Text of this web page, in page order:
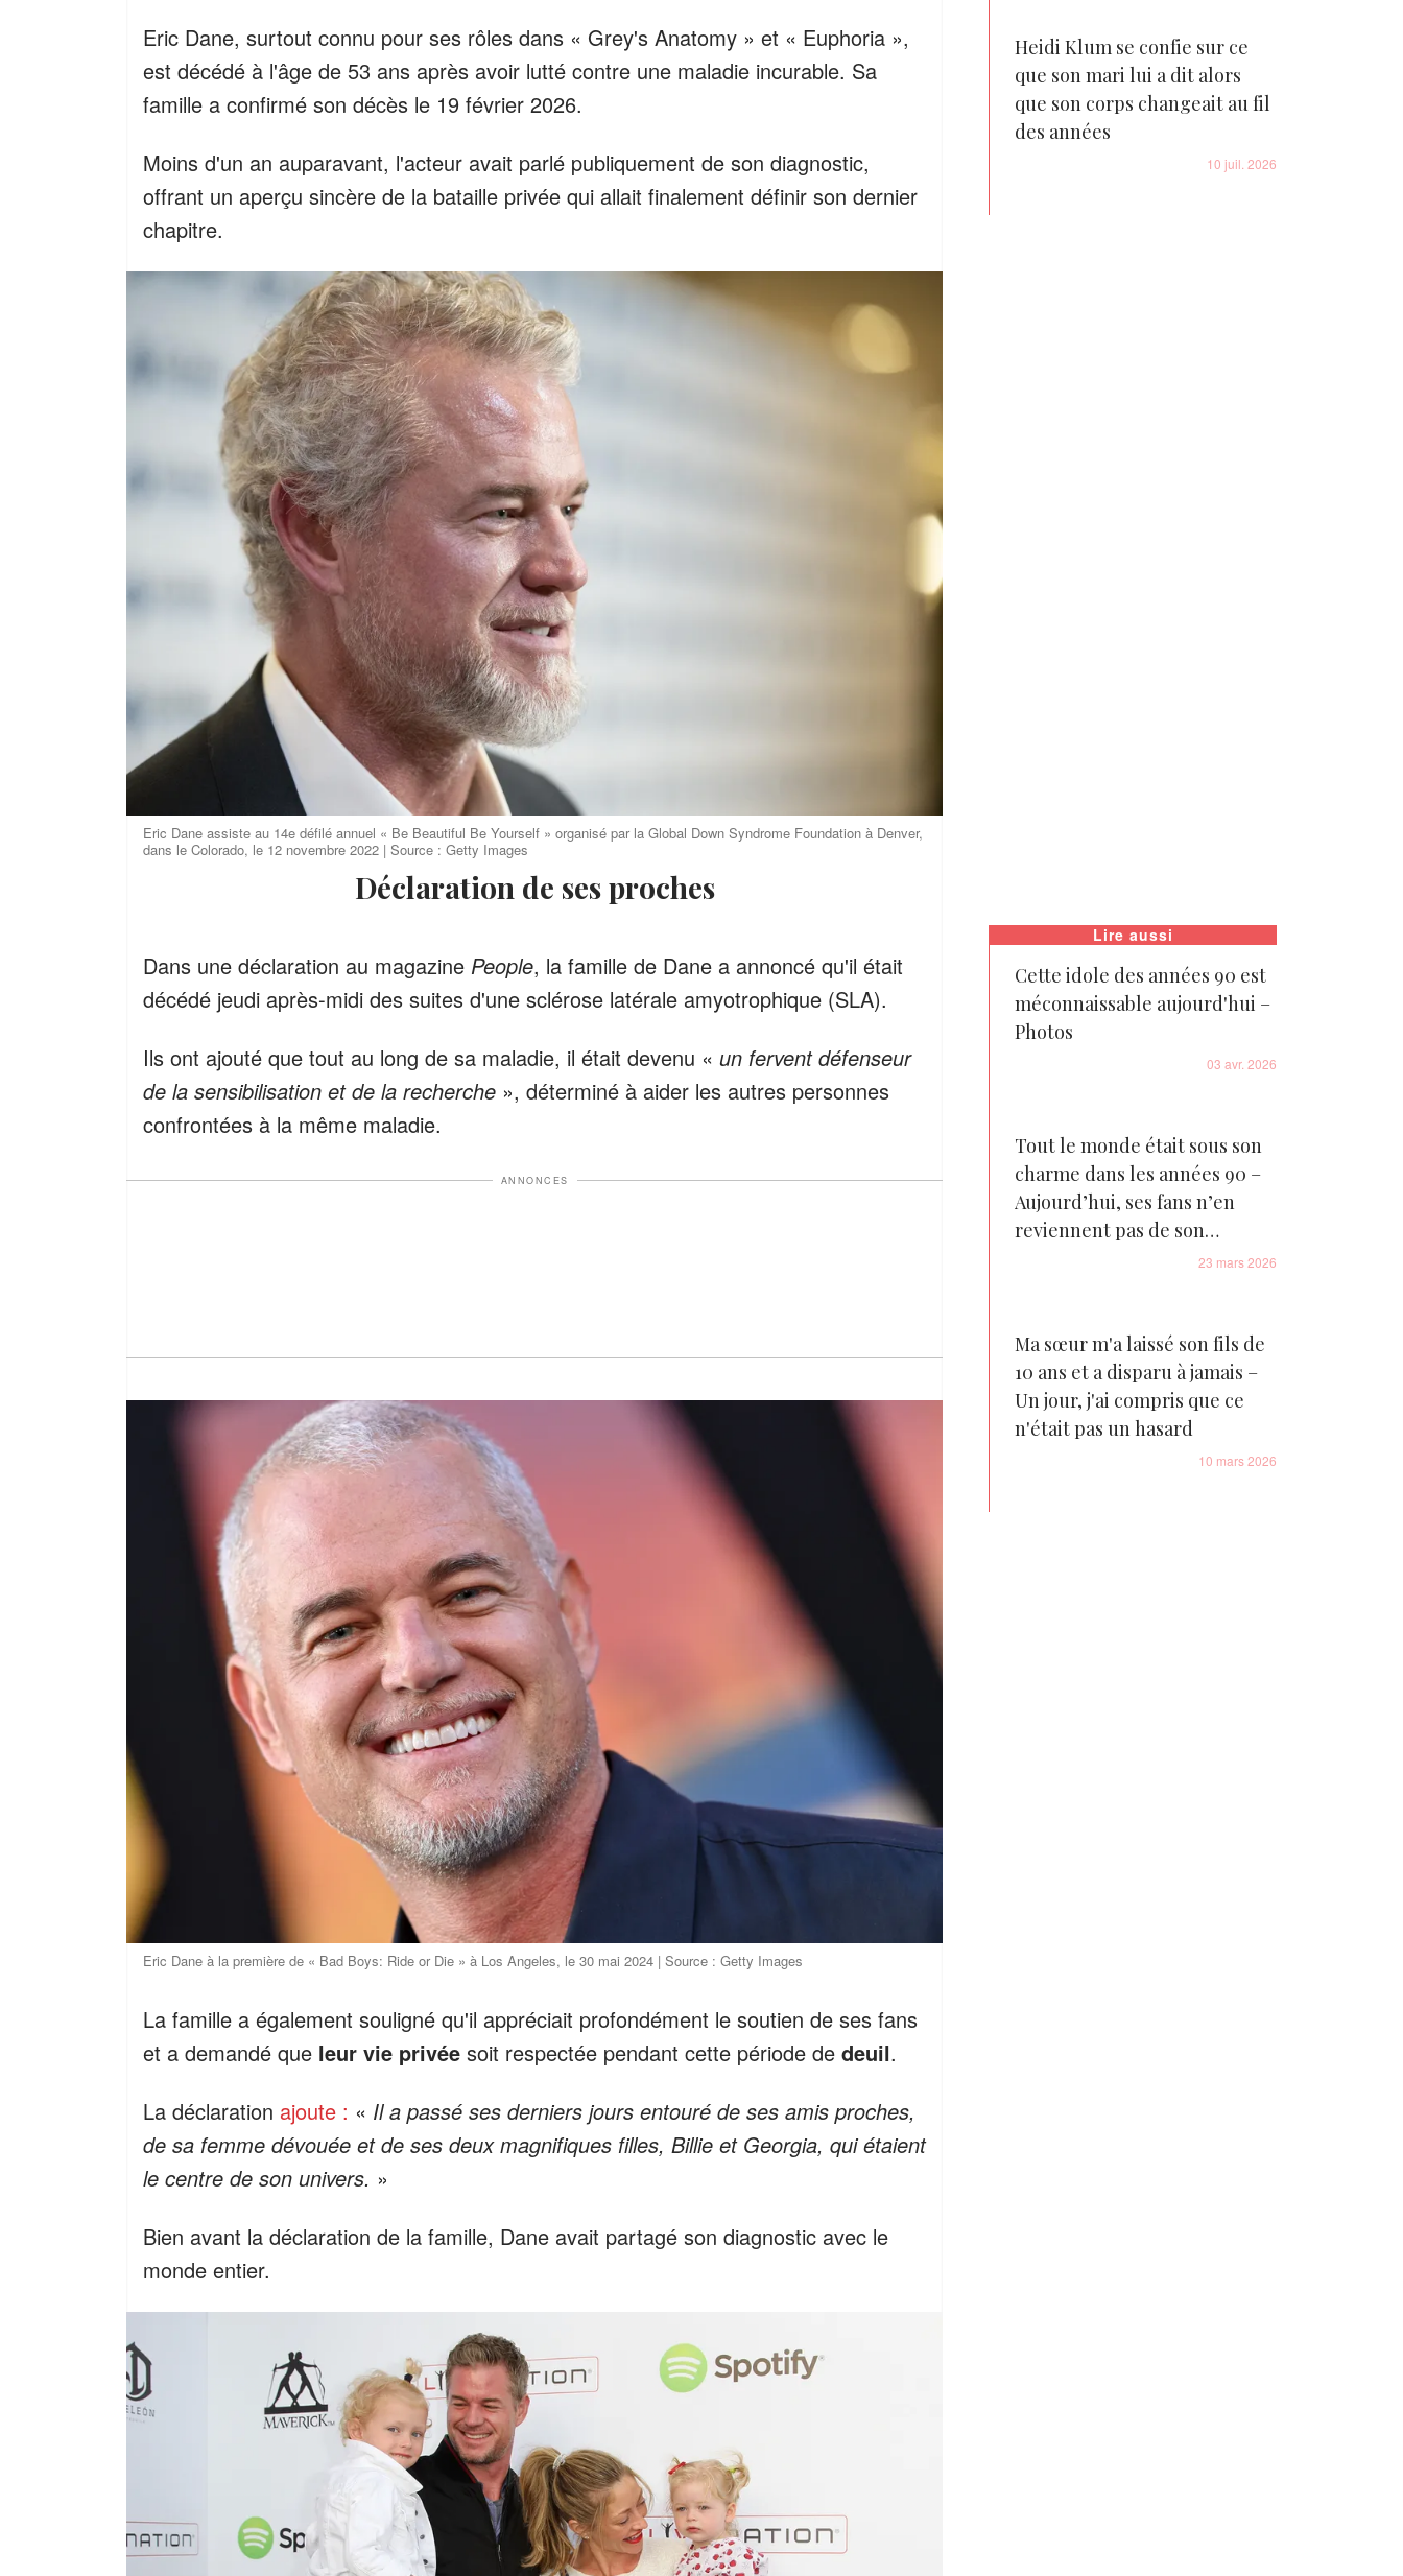
Eric Dane, surtout connu pour ses rôles dans « Grey's Anatomy » et « Euphoria »,
est décédé à l'âge de 53 ans après avoir lutté contre une maladie incurable. Sa
famille a confirmé son décès le 19 février 2026.
Moins d'un an auparavant, l'acteur avait parlé publiquement de son diagnostic,
offrant un aperçu sincère de la bataille privée qui allait finalement définir son dernier
chapitre.
Eric Dane assiste au 14e défilé annuel « Be Beautiful Be Yourself » organisé par la Global Down Syndrome Foundation à Denver,
dans le Colorado, le 12 novembre 2022 | Source : Getty Images
Déclaration de ses proches
Dans une déclaration au magazine People, la famille de Dane a annoncé qu'il était
décédé jeudi après-midi des suites d'une sclérose latérale amyotrophique (SLA).
Ils ont ajouté que tout au long de sa maladie, il était devenu « un fervent défenseur
de la sensibilisation et de la recherche », déterminé à aider les autres personnes
confrontées à la même maladie.
ANNONCES
Eric Dane à la première de « Bad Boys: Ride or Die » à Los Angeles, le 30 mai 2024 | Source : Getty Images
La famille a également souligné qu'il appréciait profondément le soutien de ses fans
et a demandé que leur vie privée soit respectée pendant cette période de deuil.
La déclaration ajoute : « Il a passé ses derniers jours entouré de ses amis proches,
de sa femme dévouée et de ses deux magnifiques filles, Billie et Georgia, qui étaient
le centre de son univers. »
Bien avant la déclaration de la famille, Dane avait partagé son diagnostic avec le
monde entier.
Heidi Klum se confie sur ce
que son mari lui a dit alors
que son corps changeait au fil
des années
10 juil. 2026
Lire aussi
Cette idole des années 90 est
méconnaissable aujourd'hui –
Photos
03 avr. 2026
Tout le monde était sous son
charme dans les années 90 –
Aujourd’hui, ses fans n’en
reviennent pas de son
changement physique23 mars 2026
Ma sœur m'a laissé son fils de
10 ans et a disparu à jamais –
Un jour, j'ai compris que ce
n'était pas un hasard
10 mars 2026